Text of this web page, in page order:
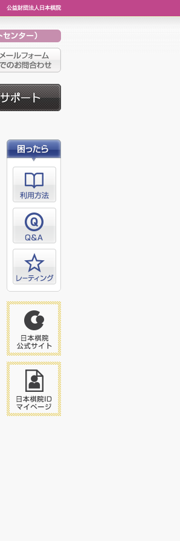
公益財団法人日本棋院